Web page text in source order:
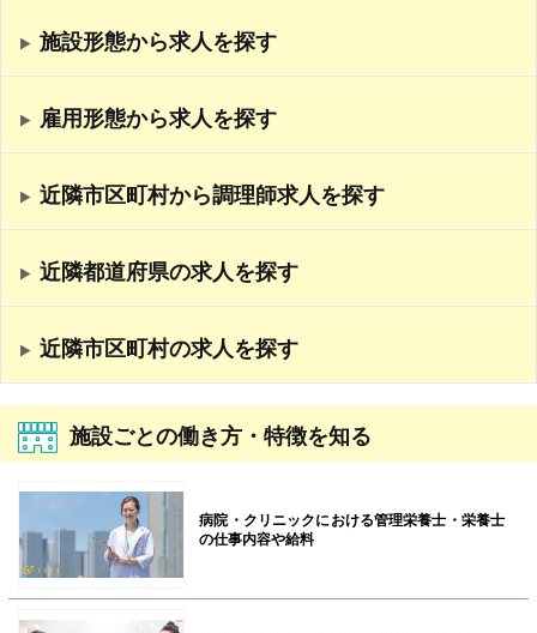
施設形態から求人を探す
雇用形態から求人を探す
近隣市区町村から調理師求人を探す
近隣都道府県の求人を探す
近隣市区町村の求人を探す
施設ごとの働き方・特徴を知る
病院・クリニックにおける管理栄養士・栄養士
の仕事内容や給料